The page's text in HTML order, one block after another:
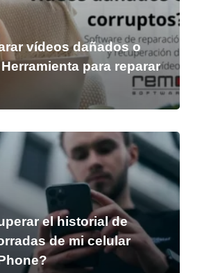
vídeos dañados o
para reparar
el historial de
de mi celular